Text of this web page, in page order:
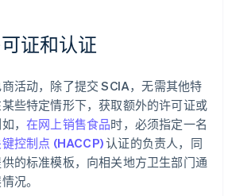
证和认证
活动，除了提交 SCIA，无需其他特
些特定情形下，获取额外的许可证或
， 在网上销售食品时，必须指定一名
控制点 (HACCP)认证的负责人，同
的标准模板，向相关地方卫生部门通
况。